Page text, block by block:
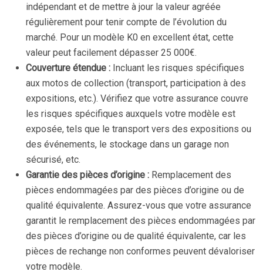
indépendant et de mettre à jour la valeur agréée
régulièrement pour tenir compte de l’évolution du
marché. Pour un modèle K0 en excellent état, cette
valeur peut facilement dépasser 25 000€.
Couverture étendue : Incluant les risques spécifiques
aux motos de collection (transport, participation à des
expositions, etc.). Vérifiez que votre assurance couvre
les risques spécifiques auxquels votre modèle est
exposée, tels que le transport vers des expositions ou
des événements, le stockage dans un garage non
sécurisé, etc.
Garantie des pièces d’origine : Remplacement des
pièces endommagées par des pièces d’origine ou de
qualité équivalente. Assurez-vous que votre assurance
garantit le remplacement des pièces endommagées par
des pièces d’origine ou de qualité équivalente, car les
pièces de rechange non conformes peuvent dévaloriser
votre modèle.